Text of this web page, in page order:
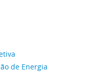
de Energia